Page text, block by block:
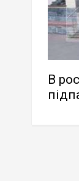
В